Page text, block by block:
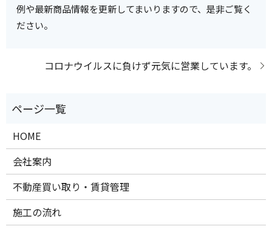
例や最新商品情報を更新してまいりますので、是非ご覧く
ださい。
コロナウイルスに負けず元気に営業しています。
HOME
会社案内
不動産買い取り・賃貸管理
施工の流れ